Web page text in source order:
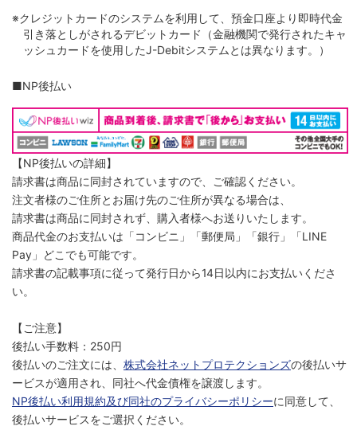
※クレジットカードのシステムを利用して、預金口座より即時代金
引き落としがされるデビットカード（金融機関で発行されたキャ
ッシュカードを使用したJ-Debitシステムとは異なります。）
■NP後払い
【NP後払いの詳細】
請求書は商品に同封されていますので、ご確認ください。
注文者様のご住所とお届け先のご住所が異なる場合は、
請求書は商品に同封されず、購入者様へお送りいたします。
商品代金のお支払いは「コンビニ」「郵便局」「銀行」「LINE
Pay」どこでも可能です。
請求書の記載事項に従って発行日から14日以内にお支払いくださ
い。
【ご注意】
後払い手数料：250円
後払いのご注文には、 株式会社ネットプロテクションズの後払いサ
ービスが適用され、同社へ代金債権を譲渡します。
NP後払い利用規約及び同社のプライバシーポリシーに同意して、
後払いサービスをご選択ください。